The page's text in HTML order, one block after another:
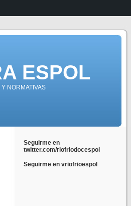
ESPOL
NORMATIVAS
Seguirme en
twitter.com/riofriodocespol
Seguirme en vriofrioespol